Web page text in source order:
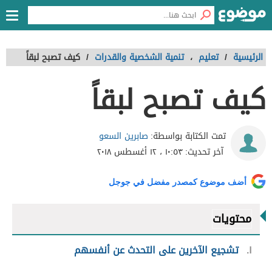
الرئيسية / تعليم ، تنمية الشخصية والقدرات / كيف تصبح لبقاً
كيف تصبح لبقاً
تمت الكتابة بواسطة: صابرين السعو
آخر تحديث:١٠:٥٣ ، ١٢ أغسطس ٢٠١٨
أضف موضوع كمصدر مفضل في جوجل
محتويات
١ تشجيع الآخرين على التحدث عن أنفسهم